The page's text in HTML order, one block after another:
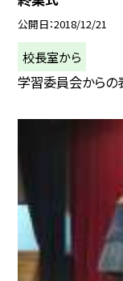
公開日 2018/12/21
校長室から
学習委員会からの